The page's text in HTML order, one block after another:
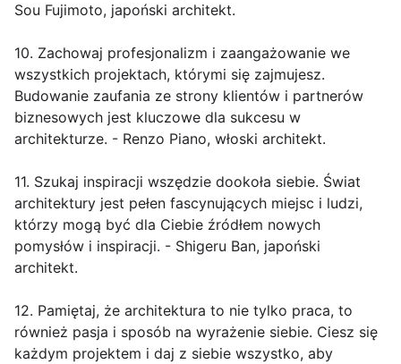
Sou Fujimoto, japoński architekt.
10. Zachowaj profesjonalizm i zaangażowanie we
wszystkich projektach, którymi się zajmujesz.
Budowanie zaufania ze strony klientów i partnerów
biznesowych jest kluczowe dla sukcesu w
architekturze. - Renzo Piano, włoski architekt.
11. Szukaj inspiracji wszędzie dookoła siebie. Świat
architektury jest pełen fascynujących miejsc i ludzi,
którzy mogą być dla Ciebie źródłem nowych
pomysłów i inspiracji. - Shigeru Ban, japoński
architekt.
12. Pamiętaj, że architektura to nie tylko praca, to
również pasja i sposób na wyrażenie siebie. Ciesz się
każdym projektem i daj z siebie wszystko, aby